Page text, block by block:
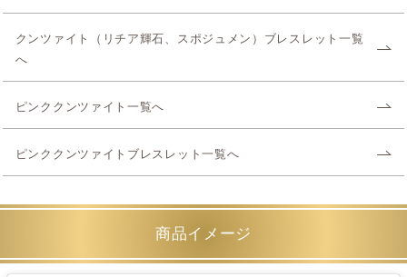
クンツァイト（リチア輝石、スポジュメン）ブレスレット一覧
へ
ピンククンツァイト一覧へ
ピンククンツァイトブレスレット一覧へ
商品イメージ